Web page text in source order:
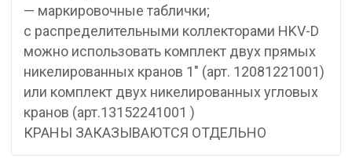
— маркировочные таблички;
с распределительными коллекторами HKV-D
можно использовать комплект двух прямых
никелированных кранов 1″ (арт. 12081221001)
или комплект двух никелированных угловых
кранов (арт.13152241001 )
КРАНЫ ЗАКАЗЫВАЮТСЯ ОТДЕЛЬНО